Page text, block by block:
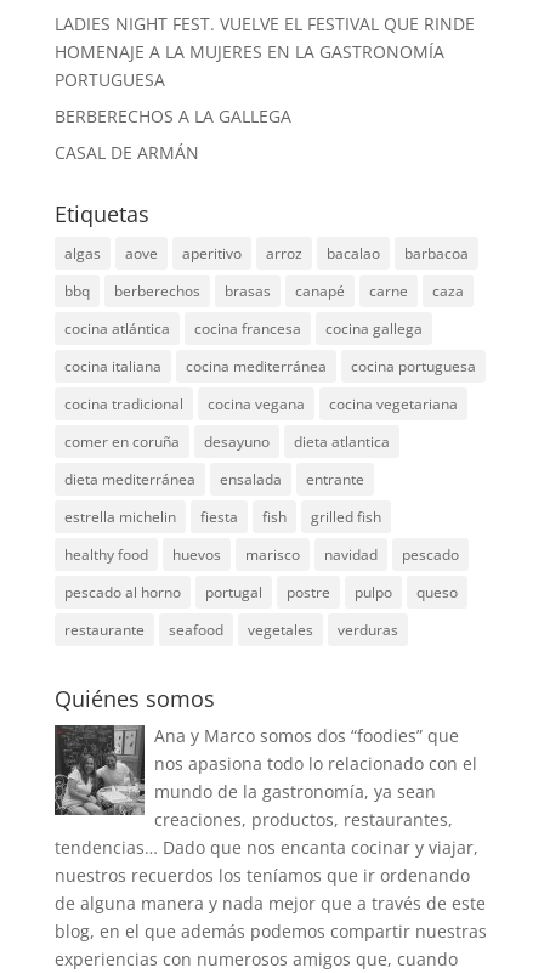
LADIES NIGHT FEST. VUELVE EL FESTIVAL QUE RINDE
HOMENAJE A LA MUJERES EN LA GASTRONOMÍA
PORTUGUESA
BERBERECHOS A LA GALLEGA
CASAL DE ARMÁN
Etiquetas
algas aove aperitivo arroz bacalao
barbacoa
bbq
berberechos brasas canapé carne
caza
cocina atlántica
cocina francesa
cocina gallega
cocina italiana
cocina mediterránea
cocina portuguesa
cocina tradicional
cocina vegana
cocina vegetariana
comer en coruña
desayuno
dieta atlantica
dieta mediterránea
ensalada
entrante
estrella michelin
fiesta fish
grilled fish
healthy food
huevos marisco navidad
pescado
pescado al horno
portugal postre pulpo
queso
restaurante
seafood vegetales verduras
Quiénes somos
Ana y Marco somos dos “foodies” que
nos apasiona todo lo relacionado con el
mundo de la gastronomía, ya sean
creaciones, productos, restaurantes,
tendencias… Dado que nos encanta cocinar y viajar,
nuestros recuerdos los teníamos que ir ordenando
de alguna manera y nada mejor que a través de este
blog, en el que además podemos compartir nuestras
experiencias con numerosos amigos que, cuando